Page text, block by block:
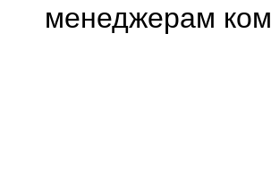
менеджерам